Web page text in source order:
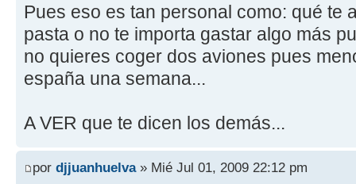
Pues eso es tan personal como: qué te
pasta o no te importa gastar algo más
no quieres coger dos aviones pues
españa una semana...
A VER que te dicen los demás...
por djjuanhuelva» Mié Jul 01, 2009 22:12 pm